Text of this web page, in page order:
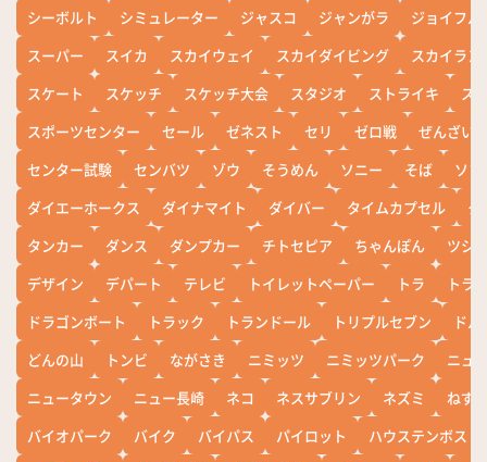
シーボルト
シミュレーター ジャスコ ジャンがラ
ジョイフル
スーパー
スイカ スカイウェイ スカイダイビング
スカイラン
スケート
スケッチ スケッチ大会 スタジオ ストライキ
ス
スポーツセンター
セール ゼネスト セリ ゼロ戦
ぜんざい
センター試験
センバツ ゾウ そうめん ソニー そば
ソ
ダイエーホークス
ダイナマイト ダイバー タイムカプセル
タ
タンカー
ダンス ダンプカー チトセピア ちゃんぽん
ツシ
デザイン
デパート テレビ トイレットペーパー トラ
トラ
ドラゴンボート
トラック トランドール トリプルセブン
ド
どんの山
トンビ ながさき ニミッツ ニミッツパーク
ニュ
ニュータウン
ニュー長崎 ネコ ネスサブリン ネズミ
ねず
バイオパーク
バイク バイパス パイロット
ハウステンボス